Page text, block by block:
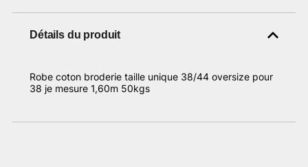
Détails du produit
Robe coton broderie taille unique 38/44 oversize pour
38 je mesure 1,60m 50kgs